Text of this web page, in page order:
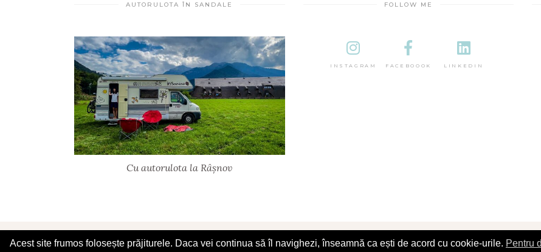
AUTORULOTA ÎN SANDALE
Cu autorulota la Râșnov
FOLLOW ME
INSTAGRAM FACEBOOOK LINKEDIN
© 2025 În Sandale
Acest site frumos folosește prăjiturele. Daca vei continua să îl navighezi, înseamnă ca ești de acord cu cookie-urile. Pentru